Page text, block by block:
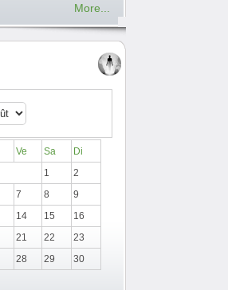
More...
Ve Sa
Di
1
2
7 8
9
14 15
16
21 22
23
28 29
30